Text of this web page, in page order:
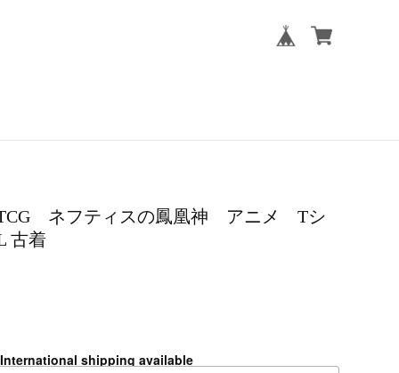
ネフティスの鳳凰神 アニメ Tシ
古着
International shipping available